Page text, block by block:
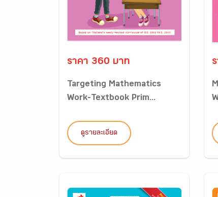
ราคา 360 บาท
Targeting Mathematics
Work-Textbook Prim...
ดูรายละเอียด